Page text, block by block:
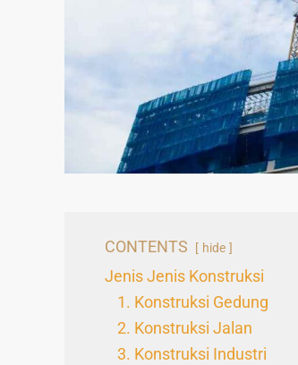
CONTENTS hide
Jenis Jenis Konstruksi
1. Konstruksi Gedung
2. Konstruksi Jalan
3. Konstruksi Industri